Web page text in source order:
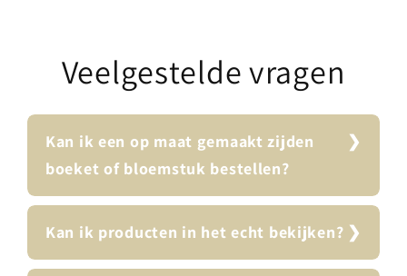
Veelgestelde vragen
Kan ik een op maat gemaakt zijden
boeket of bloemstuk bestellen?
Kan ik producten in het echt bekijken?